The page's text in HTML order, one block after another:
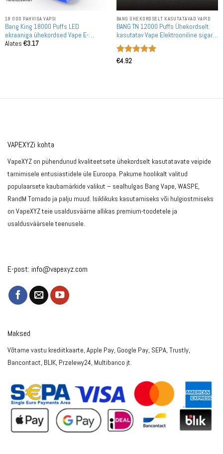
18 000 PAHVIGA VAPSI
Bang King 18000 Puffs LED
ekraaniga ühekordsed Vape E-
sigaretid Hulgiostmine
Alates €3.17
BANG ÜHEKORDSELT KASUTATAVAD VAPID
BANG TN 12000 Puffs Ühekordselt
kasutatav Vape Elektrooniline sigaret
Hulgimüük
Hinnanguga
€4.92
VAPEXYZi kohta
VapeXYZ on pühendunud kvaliteetsete ühekordselt kasutatavate veipide
tarnimisele entusiastidele üle Euroopa. Pakume hoolikalt valitud
populaarsete kaubamärkide valikut – sealhulgas Bang Vape, WASPE,
RandM Tornado ja palju muud. Isiklikuks kasutamiseks või hulgiostmiseks
on VapeXYZ teie usaldusväärne allikas premium-toodetele ja
usaldusväärsele teenusele.
E-post: info@vapexyz.com
Maksed
Võtame vastu krediitkaarte, Apple Pay, Google Pay, SEPA, Trustly,
Bancontact, BLIK, Przelewy24, Multibanco jt.